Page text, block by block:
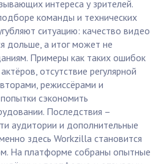
интереса у зрителей.
команды и технических
ситуацию: качество видео
дольше, а итог может не
Примеры как таких ошибок
отсутствие регулярной
режиссёрами и
сэкономить
Последствия –
аудитории и дополнительные
здесь Workzilla становится
На платформе собраны опытные